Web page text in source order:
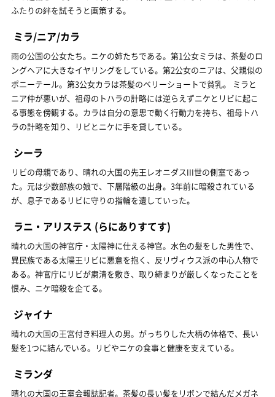
ふたりの絆を試そうと画策する。
ミラ/ニア/カラ
雨の公国の公女たち。ニケの姉たちである。第1公女ミラは、茶髪のロ
ングヘアに大きなイヤリングをしている。第2公女のニアは、父親似の
ポニーテール。第3公女カラは茶髪のベリーショートで貧乳。 ミラと
ニア仲が悪いが、祖母のトハラの計略には逆らえずニケとリビに起こ
る事態を傍観する。カラは自分の意思で動く行動力を持ち、祖母トハ
ラの計略を知り、リビとニケに手を貸している。
シーラ
リビの母親であり、晴れの大国の先王レオニダスIII世の側室であっ
た。元は少数部族の娘で、下層階級の出身。3年前に暗殺されている
が、息子であるリビに守りの指輪を遺していった。
ラニ・アリステス (らにありすてす)
晴れの大国の神官庁・太陽神に仕える神官。水色の髪をした男性で、
異民族である太陽王リビに悪意を抱く、反リヴィウス派の中心人物で
ある。神官庁にリビが粛清を敷き、取り締まりが厳しくなったことを
恨み、ニケ暗殺を企てる。
ジャイナ
晴れの大国の王宮付き料理人の男。がっちりした大柄の体格で、長い
髪を1つに結んでいる。リビやニケの食事と健康を支えている。
ミランダ
晴れの大国の王室会報誌記者。茶髪の長い髪をリボンで結んだメガネ